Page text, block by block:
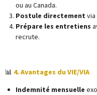
ou au Canada.
Postule directement
Prépare les entretiens
recrute.
📊 4. Avantages du VIE/VIA
Indemnité mensuelle